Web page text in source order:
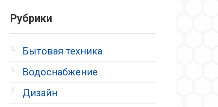
Рубрики
Бытовая техника
Водоснабжение
Дизайн